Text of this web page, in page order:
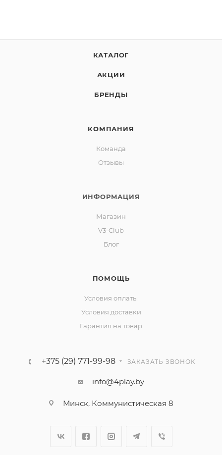
КАТАЛОГ
АКЦИИ
БРЕНДЫ
КОМПАНИЯ
Команда
Отзывы
ИНФОРМАЦИЯ
Магазин
V3-Club
Блог
ПОМОЩЬ
Условия оплаты
Условия доставки
Гарантия на товар
+375 (29) 771-99-98 ЗАКАЗАТЬ ЗВОНОК
info@4play.by
Минск, Коммунистическая 8